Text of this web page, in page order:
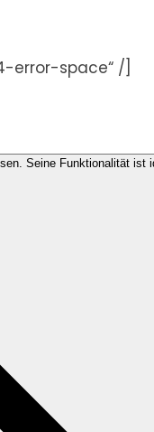
error-space“ /]
Seine Funktionalität